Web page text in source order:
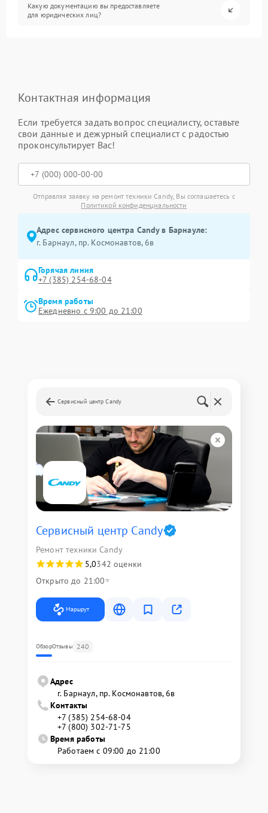
Какую документацию вы предоставляете
для юридических лиц?
Контактная информация
Если требуется задать вопрос специалисту, оставьте
свои данные и дежурный специалист с радостью
проконсультирует Вас!
Отправляя заявку на ремонт техники Candy, Вы соглашаетесь с
Политикой конфиденциальности
Адрес сервисного центра Candy в Барнауле:
г. Барнаул, ​пр. Космонавтов, 6в
Горячая линия
+7 (385) 254-68-04
Время работы
Ежедневно с 9:00 до 21:00
Сервисный центр Candy
Сервисный центр Candy
Ремонт техники Candy
5,0342 оценки
Открыто до 21:00
Маршрут
ОбзорОтзывы 240
Адрес
г. Барнаул, ​пр. Космонавтов, 6в
Контакты
+7 (385) 254-68-04
+7 (800) 302-71-75
Время работы
Работаем с 09:00 до 21:00